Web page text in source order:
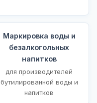
Маркировка воды и
безалкогольных
напитков
для производителей
бутилированной воды и
напитков